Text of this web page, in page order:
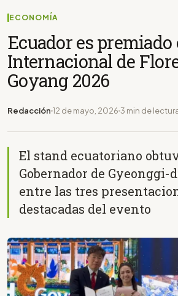
ECONOMÍA
Ecuador es premiado
Internacional de
Goyang 2026
Redacción 12 de mayo, 2026 3 min de
El stand ecuatoriano
Gobernador de Gyeonggi-
entre las tres
destacadas del evento